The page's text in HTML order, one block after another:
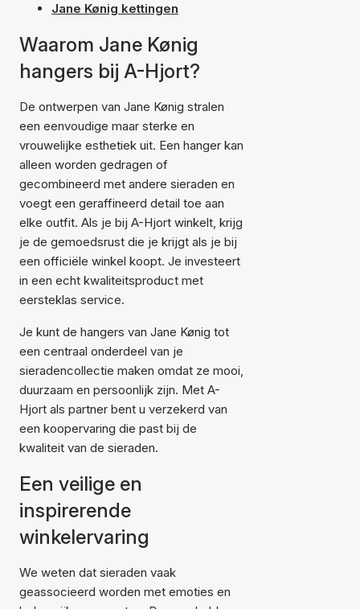
Jane Kønig kettingen
Waarom Jane Kønig
hangers bij A-Hjort?
De ontwerpen van Jane Kønig stralen
een eenvoudige maar sterke en
vrouwelijke esthetiek uit. Een hanger kan
alleen worden gedragen of
gecombineerd met andere sieraden en
voegt een geraffineerd detail toe aan
elke outfit. Als je bij A-Hjort winkelt, krijg
je de gemoedsrust die je krijgt als je bij
een officiële winkel koopt. Je investeert
in een echt kwaliteitsproduct met
eersteklas service.
Je kunt de hangers van Jane Kønig tot
een centraal onderdeel van je
sieradencollectie maken omdat ze mooi,
duurzaam en persoonlijk zijn. Met A-
Hjort als partner bent u verzekerd van
een koopervaring die past bij de
kwaliteit van de sieraden.
Een veilige en
inspirerende
winkelervaring
We weten dat sieraden vaak
geassocieerd worden met emoties en